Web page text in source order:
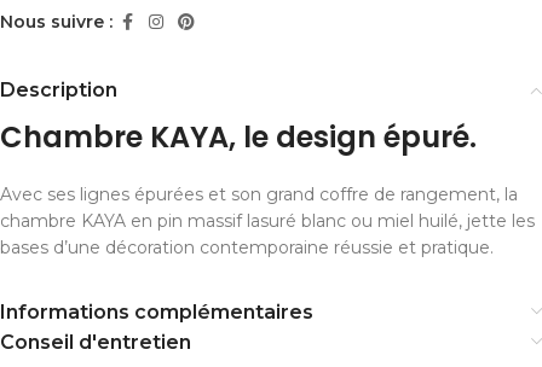
Nous suivre :
Description
Chambre KAYA, le design épuré.
Avec ses lignes épurées et son grand coffre de rangement, la
chambre KAYA en pin massif lasuré blanc ou miel huilé, jette les
bases d’une décoration contemporaine réussie et pratique.
Informations complémentaires
Conseil d'entretien